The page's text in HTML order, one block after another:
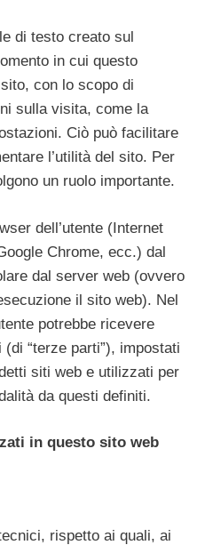
di testo creato sul
in cui questo
con lo scopo di
sulla visita, come la
Ciò può facilitare
l’utilità del sito. Per
un ruolo importante.
dell’utente (Internet
Chrome, ecc.) dal
dal server web (ovvero
il sito web). Nel
potrebbe ricevere
“terze parti”), impostati
siti web e utilizzati per
da questi definiti.
in questo sito web
rispetto ai quali, ai